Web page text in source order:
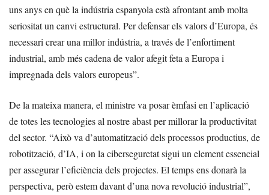
uns anys en què la indústria espanyola està afrontant amb molta
seriositat un canvi estructural. Per defensar els valors d’Europa, és
necessari crear una millor indústria, a través de l’enfortiment
industrial, amb més cadena de valor afegit feta a Europa i
impregnada dels valors europeus”.
De la mateixa manera, el ministre va posar èmfasi en l’aplicació
de totes les tecnologies al nostre abast per millorar la productivitat
del sector. “Això va d’automatització dels processos productius, de
robotització, d’IA, i on la ciberseguretat sigui un element essencial
per assegurar l’eficiència dels projectes. El temps ens donarà la
perspectiva, però estem davant d’una nova revolució industrial”,